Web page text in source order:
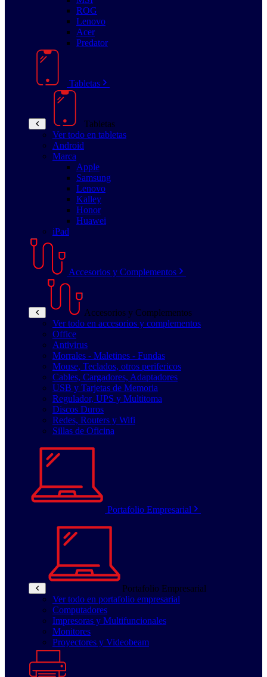
ROG
Lenovo
Acer
Predator
Tabletas
Tabletas
Ver todo en tabletas
Android
Marca
Apple
Samsung
Lenovo
Kalley
Honor
Huawei
iPad
Accesorios y Complementos
Accesorios y Complementos
Ver todo en accesorios y complementos
Office
Antivirus
Morrales - Maletines - Fundas
Mouse, Teclados, otros perifericos
Cables, Cargadores, Adaptadores
USB y Tarjetas de Memoria
Regulador, UPS y Multitoma
Discos Duros
Redes, Routers y Wifi
Sillas de Oficina
Portafolio Empresarial
Portafolio Empresarial
Ver todo en portafolio empresarial
Computadores
Impresoras y Multifuncionales
Monitores
Proyectores y Videobeam